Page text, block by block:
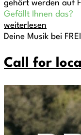
gehört werden auf
Gefällt Ihnen das?
weiterlesen
Deine Musik bei
Call for